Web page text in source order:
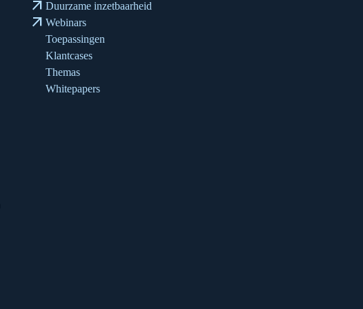
arrow_outward
arrow_outward
Duurzame inzetbaarheid
Webinars
Toepassingen
Klantcases
Themas
Whitepapers